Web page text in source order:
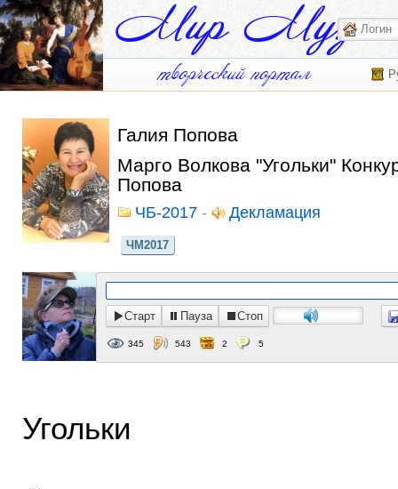
Галия Попова
Марго Волкова "Угольки"
Попова
ЧБ-2017 - Декламация
ЧМ2017
Старт Пауза Стоп
345 543 2 5
Угольки